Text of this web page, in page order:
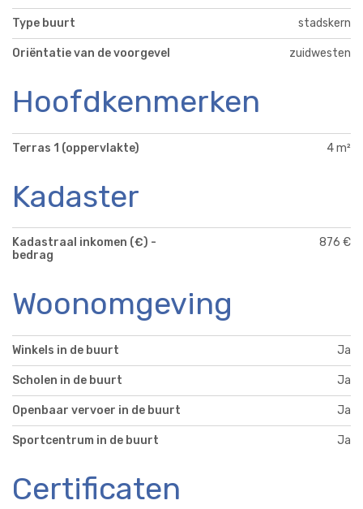
Type buurt stadskern
Oriëntatie van de voorgevel zuidwesten
Hoofdkenmerken
Terras 1 (oppervlakte) 4 m²
Kadaster
Kadastraal inkomen (€) -
bedrag
876 €
Woonomgeving
Winkels in de buurt Ja
Scholen in de buurt Ja
Openbaar vervoer in de buurt Ja
Sportcentrum in de buurt Ja
Certificaten